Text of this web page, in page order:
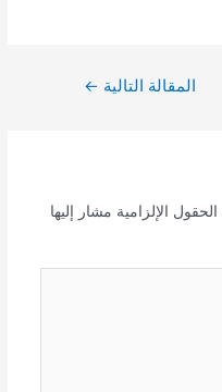
المقالة التالية ←
الحقول الإلزامية مشار إليها